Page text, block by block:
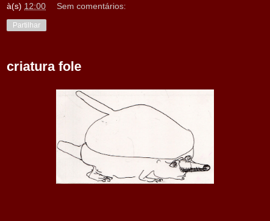
à(s) 12:00 Sem comentários:
Partilhar
criatura fole